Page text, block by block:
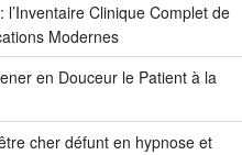
l’Inventaire Clinique Complet de
Modernes
en Douceur le Patient à la
cher défunt en hypnose et